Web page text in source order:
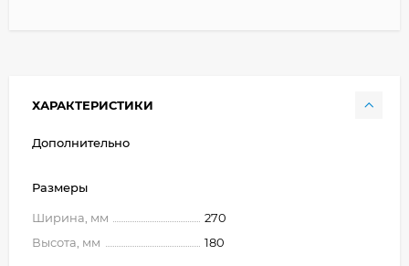
ХАРАКТЕРИСТИКИ
Дополнительно
Размеры
Ширина, мм
270
Высота, мм
180